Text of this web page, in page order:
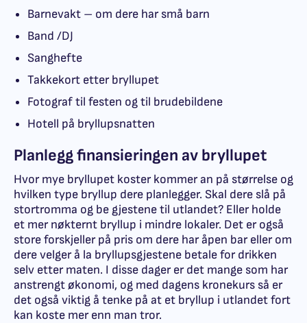
Barnevakt – om dere har små barn
Band /DJ
Sanghefte
Takkekort etter bryllupet
Fotograf til festen og til brudebildene
Hotell på bryllupsnatten
Planlegg finansieringen av bryllupet
Hvor mye bryllupet koster kommer an på størrelse og
hvilken type bryllup dere planlegger. Skal dere slå på
stortromma og be gjestene til utlandet? Eller holde
et mer nøkternt bryllup i mindre lokaler. Det er også
store forskjeller på pris om dere har åpen bar eller om
dere velger å la bryllupsgjestene betale for drikken
selv etter maten. I disse dager er det mange som har
anstrengt økonomi, og med dagens kronekurs så er
det også viktig å tenke på at et bryllup i utlandet fort
kan koste mer enn man tror.